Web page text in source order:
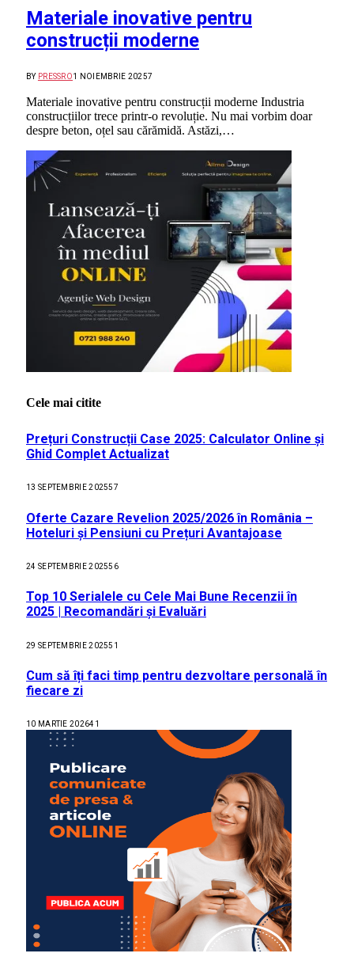
Materiale inovative pentru
construcții moderne
BY PRESSRO1 NOIEMBRIE 20257
Materiale inovative pentru construcții moderne Industria
construcțiilor trece printr-o revoluție. Nu mai vorbim doar
despre beton, oțel sau cărămidă. Astăzi,…
Cele mai citite
Prețuri Construcții Case 2025: Calculator Online și
Ghid Complet Actualizat
13 SEPTEMBRIE 202557
Oferte Cazare Revelion 2025/2026 în România –
Hoteluri și Pensiuni cu Prețuri Avantajoase
24 SEPTEMBRIE 202556
Top 10 Serialele cu Cele Mai Bune Recenzii în
2025 | Recomandări și Evaluări
29 SEPTEMBRIE 202551
Cum să îți faci timp pentru dezvoltare personală în
fiecare zi
10 MARTIE 202641